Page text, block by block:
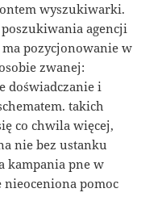
wyszukiwarki.
poszukiwania agencji
pozycjonowanie w
zwanej:
doświadczanie i
takich
co chwila więcej,
nie bez ustanku
kampania pne w
pomoc